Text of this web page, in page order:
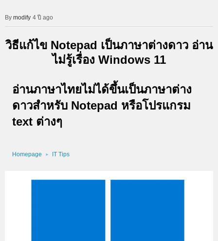
modify 4 ปี ago
วิธีแก้ไข Notepad เป็นภาษาต่างดาว อ่าน
ไม่รู้เรื่อง Windows 11
อ่านภาษาไทยไม่ได้ขึ้นเป็นภาษาต่าง
ดาวสำหรับ Notepad หรือโปรแกรม
text ต่างๆ
Homepage IT Tips